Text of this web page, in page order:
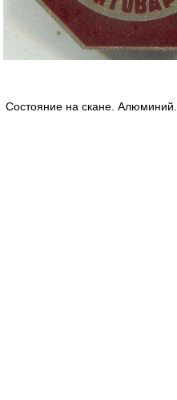
Состояние на скане. Алюминий.